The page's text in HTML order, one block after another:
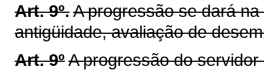
Art. 9º.A progressão se dará
antigüidade, avaliação de
Art. 9ºA progressão do